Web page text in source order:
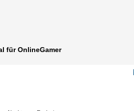
für OnlineGamer